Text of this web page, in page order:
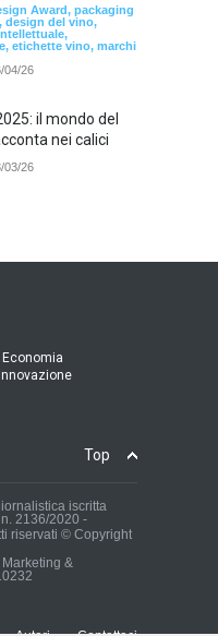
Award, packaging
design del vino,
etichette vino, marchi
04/26
il mondo del
nei calici
03/26
Italy 2025 a
26
aumenta il
di Albino Perolo:
ha reso
Parco delle Mura
Economia
Top
iscritta
2136/2020 -
riservati © Copyright
&